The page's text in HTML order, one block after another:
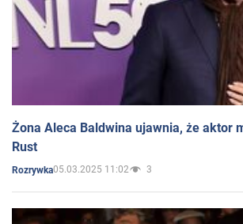
Żona Aleca Baldwina ujawnia, że aktor
Rust
Rozrywka05.03.2025 11:02 3